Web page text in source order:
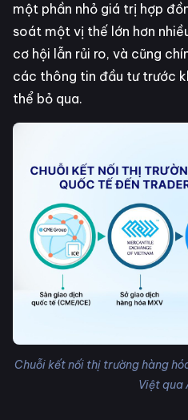
một phần nhỏ giá trị hợp
soát một vị thế lớn hơn
cơ hội lẫn rủi ro, và cũng
các thông tin đầu tư trước
thể bỏ qua.
Chuỗi kết nối thị trường hàng
Việt qua